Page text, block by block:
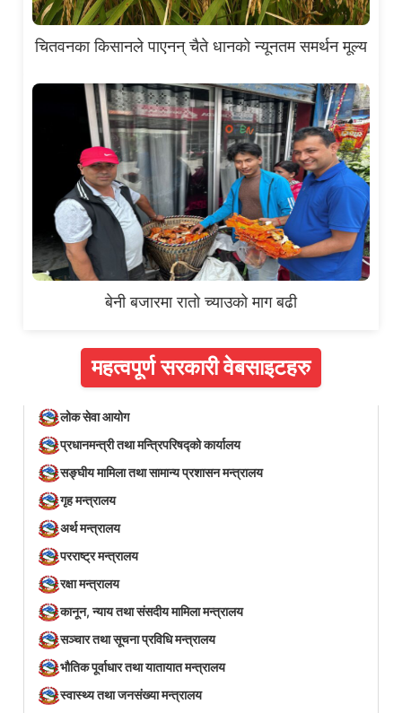
चितवनका किसानले पाएनन् चैते धानको न्यूनतम समर्थन मूल्य
बेनी बजारमा रातो च्याउको माग बढी
महत्वपूर्ण सरकारी वेबसाइटहरु
लोक सेवा आयोग
प्रधानमन्त्री तथा मन्त्रिपरिषद्को कार्यालय
सङ्घीय मामिला तथा सामान्य प्रशासन मन्त्रालय
गृह मन्त्रालय
अर्थ मन्त्रालय
परराष्ट्र मन्त्रालय
रक्षा मन्त्रालय
कानून, न्याय तथा संसदीय मामिला मन्त्रालय
सञ्‍चार तथा सूचना प्रविधि मन्त्रालय
भौतिक पूर्वाधार तथा यातायात मन्त्रालय
स्वास्थ्य तथा जनसंख्या मन्त्रालय